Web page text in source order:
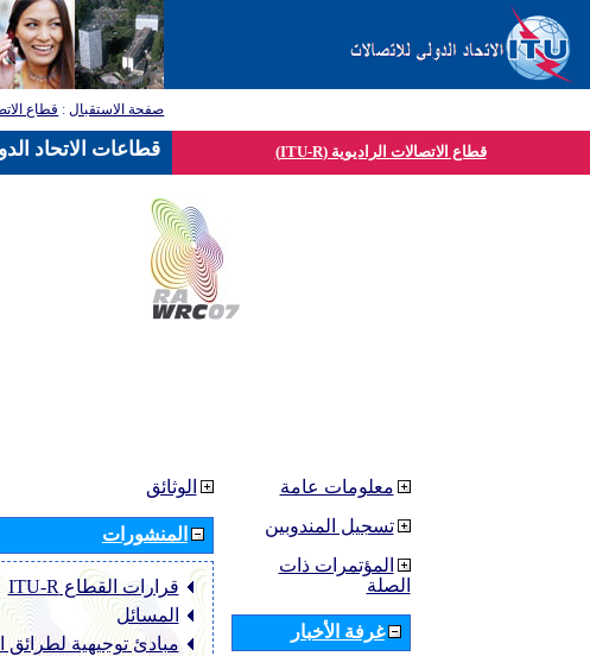
صفحة الاستقبال: قطاع
قطاع الاتصالات الراديوية (ITU-R)
الوثائق
المنشورات
قرارات القطاع ‏ITU-R
المسائل
مبادئ توجيهية لطرائق
معلومات عامة
تسجيل المندوبين
المؤتمرات ذات
الصلة
غرفة الأخبار
قطاعات الاتحاد